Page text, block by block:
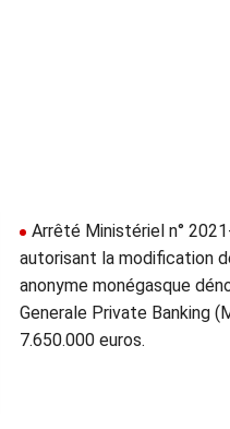
Arrêté Ministériel n°
autorisant la modification
anonyme monégasque
Generale Private Banking
7.650.000 euros.